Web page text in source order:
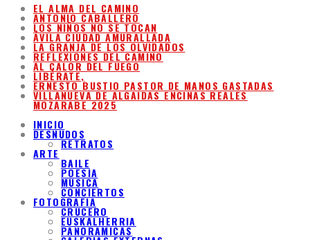
EL ALMA DEL CAMINO
ANTONIO CABALLERO
LOS NIÑOS NO SE TOCAN
ÁVILA CIUDAD AMURALLADA
LA GRANJA DE LOS OLVIDADOS
REFLEXIONES DEL CAMINO
AL CALOR DEL FUEGO
LIBÉRATE,
ERNESTO BUSTIO PASTOR DE MANOS GASTADAS
VILLANUEVA DE ALGAIDAS ENCINAS REALES
MOZARABE 2025
INICIO
DESNUDOS
RETRATOS
ARTE
BAILE
POESIA
MUSICA
CONCIERTOS
FOTOGRAFIA
CRUCERO
EUSKALHERRIA
PANORAMICAS